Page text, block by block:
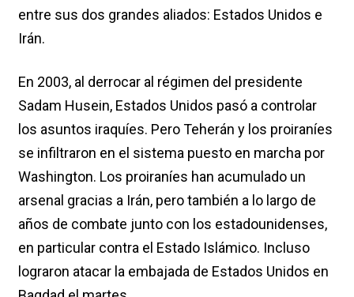
entre sus dos grandes aliados: Estados Unidos e
Irán.
En 2003, al derrocar al régimen del presidente
Sadam Husein, Estados Unidos pasó a controlar
los asuntos iraquíes. Pero Teherán y los proiraníes
se infiltraron en el sistema puesto en marcha por
Washington. Los proiraníes han acumulado un
arsenal gracias a Irán, pero también a lo largo de
años de combate junto con los estadounidenses,
en particular contra el Estado Islámico. Incluso
lograron atacar la embajada de Estados Unidos en